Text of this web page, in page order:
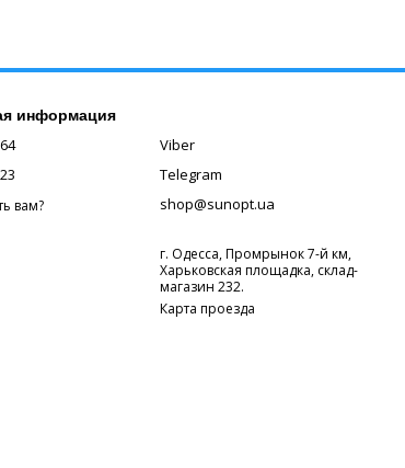
информация
вам?
Viber
Telegram
shop@sunopt.ua
г. Одесса, Промрынок 7-й км,
Харьковская площадка, склад-
магазин 232.
Карта проезда